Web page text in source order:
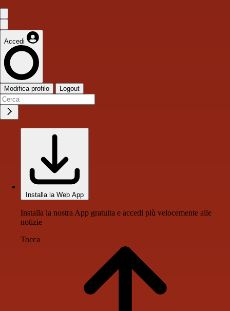
Accedi
Modifica profilo Logout
Installa la Web App
Installa la nostra App gratuita e accedi più velocemente alle
notizie
Tocca